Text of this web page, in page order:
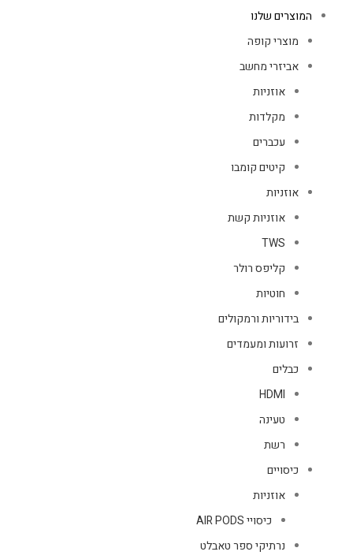
המוצרים שלנו
מוצרי קופה
אביזרי מחשב
אוזניות
מקלדות
עכברים
קיטים קומבו
אוזניות
אוזניות קשת
TWS
קליפס רולר
חוטיות
בידוריות ורמקולים
זרועות ומעמדים
כבלים
HDMI
טעינה
רשת
כיסויים
אוזניות
כיסויי AIR PODS
נרתיקי ספר טאבלט